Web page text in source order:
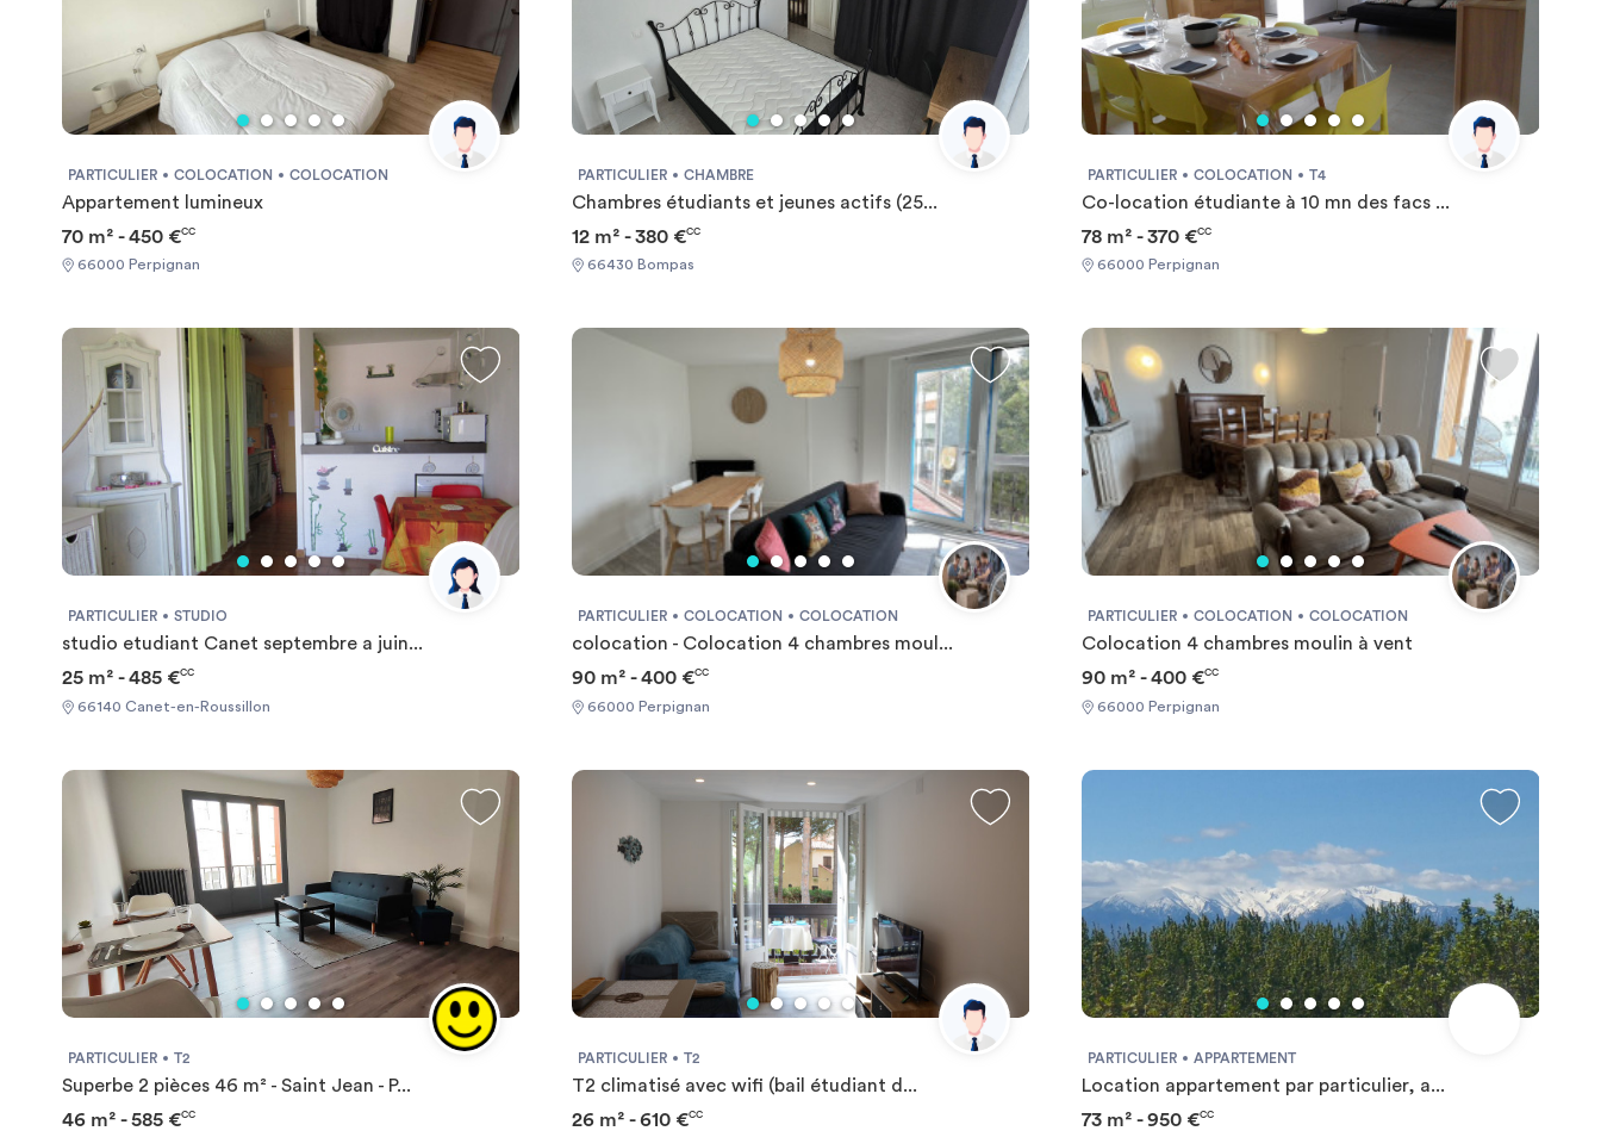
PARTICULIER COLOCATION COLOCATION
Appartement lumineux
70 m² - 450 €CC
66000 Perpignan
PARTICULIER CHAMBRE
Chambres étudiants et jeunes actifs (25...
12 m² - 380 €CC
66430 Bompas
PARTICULIER COLOCATION T4
Co-location étudiante à 10 mn des facs ...
78 m² - 370 €CC
66000 Perpignan
PARTICULIER STUDIO
studio etudiant Canet septembre a juin...
25 m² - 485 €CC
66140 Canet-en-Roussillon
PARTICULIER COLOCATION COLOCATION
colocation - Colocation 4 chambres moul...
90 m² - 400 €CC
66000 Perpignan
PARTICULIER COLOCATION COLOCATION
Colocation 4 chambres moulin à vent
90 m² - 400 €CC
66000 Perpignan
PARTICULIER T2
Superbe 2 pièces 46 m² - Saint Jean - P...
46 m² - 585 €CC
PARTICULIER T2
T2 climatisé avec wifi (bail étudiant d...
26 m² - 610 €CC
PARTICULIER APPARTEMENT
Location appartement par particulier, a...
73 m² - 950 €CC